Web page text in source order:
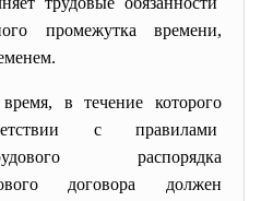
промежутка времени,
в течение которого
с правилами
распорядка
договора должен